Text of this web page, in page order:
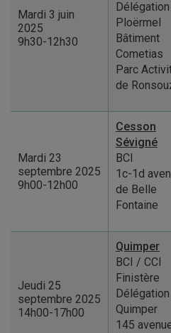
Mardi 3 juin
2025
9h30-12h30
Ploërmel
Bâtiment
Cometias
Parc
de
Mardi 23
septembre 2025
9h00-12h00
Cesson
Sévigné
BCI
1c-1d
de Belle
Fontaine
Jeudi 25
septembre 2025
14h00-17h00
Quimper
BCI / CCI
Finistère
Quimper
145